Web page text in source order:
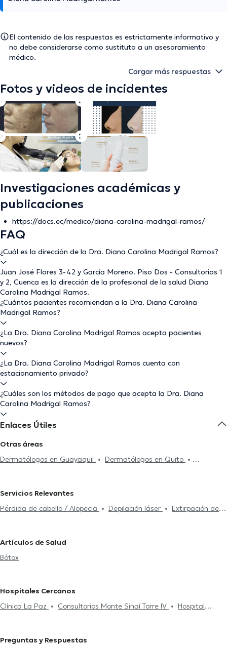
El contenido de las respuestas es estrictamente informativo y
no debe considerarse como sustituto a un asesoramiento
médico.
Cargar más respuestas
Fotos y videos de incidentes
Investigaciones académicas y
publicaciones
https://docs.ec/medico/diana-carolina-madrigal-ramos/
FAQ
¿Cuál es la dirección de la Dra. Diana Carolina Madrigal Ramos?
Juan José Flores 3-42 y García Moreno. Piso Dos - Consultorios 1
y 2, Cuenca es la dirección de la profesional de la salud Diana
Carolina Madrigal Ramos.
¿Cuántos pacientes recomiendan a la Dra. Diana Carolina
Madrigal Ramos?
¿La Dra. Diana Carolina Madrigal Ramos acepta pacientes
nuevos?
¿La Dra. Diana Carolina Madrigal Ramos cuenta con
estacionamiento privado?
¿Cuáles son los métodos de pago que acepta la Dra. Diana
Carolina Madrigal Ramos?
Enlaces Útiles
Otras áreas
Dermatólogos en Guayaquil
Dermatólogos en Quito
Servicios Relevantes
Pérdida de cabello / Alopecia
Depilación láser
Extirpación de
Artículos de Salud
Bótox
Hospitales Cercanos
Clínica La Paz
Consultorios Monte Sinaí Torre IV
Hospital
Preguntas y Respuestas